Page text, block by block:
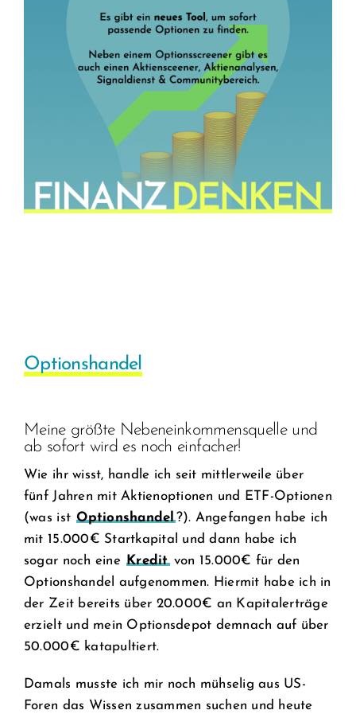
Optionshandel
Meine größte Nebeneinkommensquelle und
ab sofort wird es noch einfacher!
Wie ihr wisst, handle ich seit mittlerweile über
fünf Jahren mit Aktienoptionen und ETF-Optionen
(was ist Optionshandel?). Angefangen habe ich
mit 15.000€ Startkapital und dann habe ich
sogar noch eine Kreditvon 15.000€ für den
Optionshandel aufgenommen. Hiermit habe ich in
der Zeit bereits über 20.000€ an Kapitalerträge
erzielt und mein Optionsdepot demnach auf über
50.000€ katapultiert.
Damals musste ich mir noch mühselig aus US-
Foren das Wissen zusammen suchen und heute